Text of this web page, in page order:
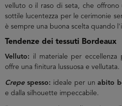
velluto o il raso di seta, che
sottile lucentezza per le cerimonie
è sempre una buona scelta quando
Tendenze dei tessuti Bordeaux
Velluto: il materiale per
offre una finitura lussuosa e vellutata.
Crepespesso: ideale per unabito
e dalla silhouette impeccabile.